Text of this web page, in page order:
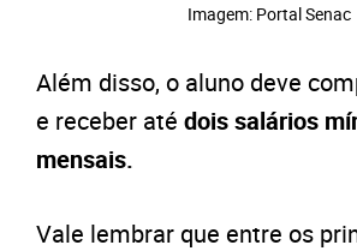
Imagem: Portal Senac
Além disso, o aluno deve
e receber até dois salários
mensais.
Vale lembrar que entre os